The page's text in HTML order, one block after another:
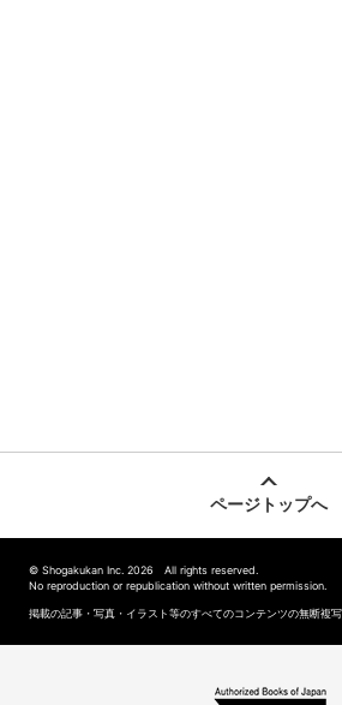
ページトップへ
© Shogakukan Inc. 2026 All rights reserved.
No reproduction or republication without written permission.
掲載の記事・写真・イラスト等のすべてのコンテンツの無断複写